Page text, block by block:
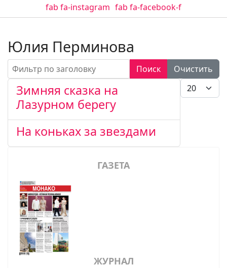
fab fa-instagram fab fa-facebook-f
Юлия Перминова
Фильтр по заголовку Поиск
Очистить
Кол-во
Зимняя сказка на
Лазурном берегу
На коньках за звездами
ГАЗЕТА
ЖУРНАЛ